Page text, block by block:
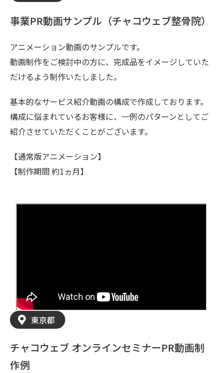
事業PR動画サンプル（チャコウェブ整骨院）
アニメーション動画のサンプルです。
動画制作をご検討中の方に、完成品をイメージしていた
だけるよう制作いたしました。
基本的なサービス紹介動画の構成で作成しております。
構成に悩まれているお客様に、一例のパターンとしてご
紹介させていただくことがございます。
【通常版アニメーション】
【制作期間 約1ヵ月】
東京都
チャコウェブ オンラインセミナーPR動画制
作例